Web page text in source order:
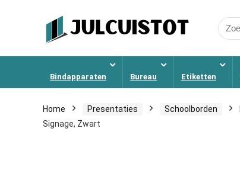
Search
for:
Bindapparaten Bureau Etiketten
Home Presentaties Schoolborden
Signage, Zwart